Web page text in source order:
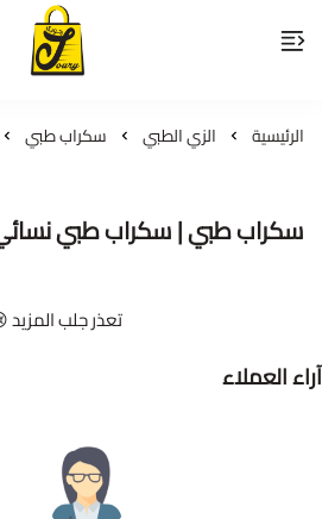
لمسات
الرئيسية الزي الطبي سكراب طبي
سكراب طبي | سكراب طبي
تعذر جلب المزيد
آراء العملاء